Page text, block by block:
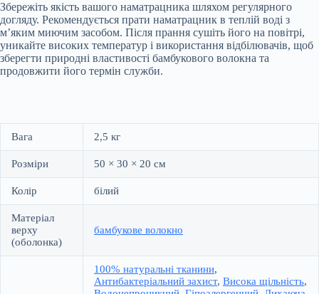
Збережіть якість вашого наматрацника шляхом регулярного
догляду. Рекомендується прати наматрацник в теплій воді з
м’яким миючим засобом. Після прання сушіть його на повітрі,
уникайте високих температур і використання відбілювачів, щоб
зберегти природні властивості бамбукового волокна та
продовжити його термін служби.
Вага 2,5 кг
Розміри 50 × 30 × 20 см
Колір білий
Матеріал
верху
(оболонка)
бамбукове волокно
100% натуральні тканини,
Антибактеріальний захист, Висока щільність,